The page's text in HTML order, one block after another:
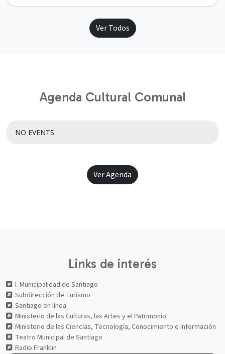
Ver Todos
Agenda Cultural Comunal
NO EVENTS
Ver Agenda
Links de interés
I. Municipalidad de Santiago
Subdirección de Turismo
Santiago en línea
Ministerio de las Culturas, las Artes y el Patrimonio
Ministerio de las Ciencias, Tecnología, Conocimiento e Información
Teatro Municipal de Santiago
Radio Franklin